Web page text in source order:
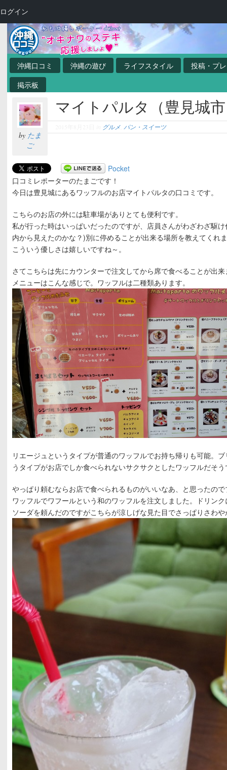
沖縄口コミ 沖縄の遊び ライフスタイル
投稿・プ
掲示板
by たま
ご
マイトパルタ（豊見城
グルメ パン・スイーツ
Pocket
口コミレポーターのたまごです！
今日は豊見城にあるワッフルのお店マイトパルタの口コミです。
こちらのお店の外には駐車場がありとても便利です。
私が行った時はいっぱいだったのですが、店員さんがわざわざ駆
内から見えたのかな？)別に停めることが出来る場所を教えてくれ
こういう優しさは嬉しいですね～。
さてこちらは先にカウンターで注文してから席で食べることが出
メニューはこんな感じで。ワッフルは二種類あります。
リエージュというタイプが普通のワッフルでお持ち帰りも可能。
うタイプがお店でしか食べられないサクサクとしたワッフルだそ
やっぱり頼むならお店で食べられるものがいいなあ、と思ったの
ワッフルでワフールという和のワッフルを注文しました。ドリン
ソーダを頼んだのですがこちらが涼しげな見た目でさっぱりさわ
ログイン